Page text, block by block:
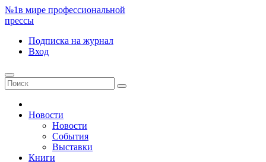
№1в мире профессиональной
прессы
Подписка на журнал
Вход
Новости
Новости
События
Выставки
Книги